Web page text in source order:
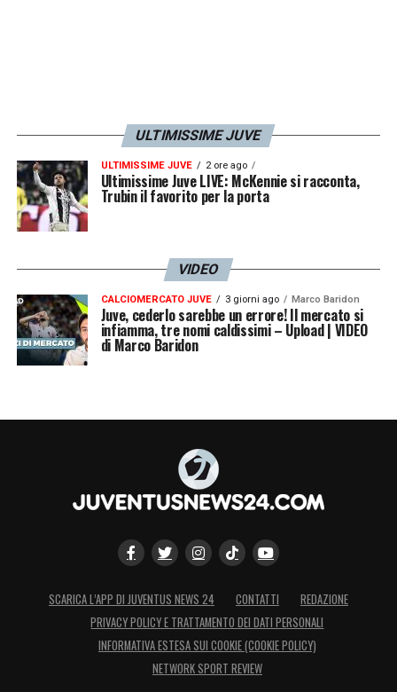
ULTIMISSIME JUVE
ULTIMISSIME JUVE 2 ore ago
Ultimissime Juve LIVE: McKennie si racconta,
Trubin il favorito per la porta
VIDEO
CALCIOMERCATO JUVE 3 giorni ago Marco Baridon
Juve, cederlo sarebbe un errore! Il mercato si
infiamma, tre nomi caldissimi – Upload | VIDEO
di Marco Baridon
SCARICA L’APP DI JUVENTUS NEWS 24 CONTATTI
REDAZIONE
PRIVACY POLICY E TRATTAMENTO DEI DATI PERSONALI
INFORMATIVA ESTESA SUI COOKIE (COOKIE POLICY)
NETWORK SPORT REVIEW